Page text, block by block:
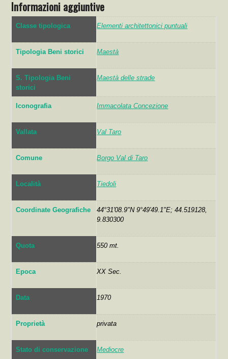
Informazioni aggiuntive
Classe tipologica Elementi architettonici puntuali
Tipologia Beni storici Maestà
S. Tipologia Beni
storici
Maestà delle strade
Iconografia Immacolata Concezione
Vallata Val Taro
Comune Borgo Val di Taro
Località Tiedoli
Coordinate Geografiche
44°31'08.9"N 9°49'49.1"E; 44.519128,
9.830300
Quota 550 mt.
Epoca XX Sec.
Data 1970
Proprietà privata
Stato di conservazione Mediocre